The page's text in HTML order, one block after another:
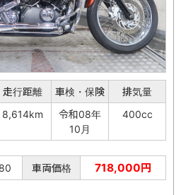
走行距離 車検・保険
排気量
8,614km
令和08年
10月
400cc
車両価格 718,000円